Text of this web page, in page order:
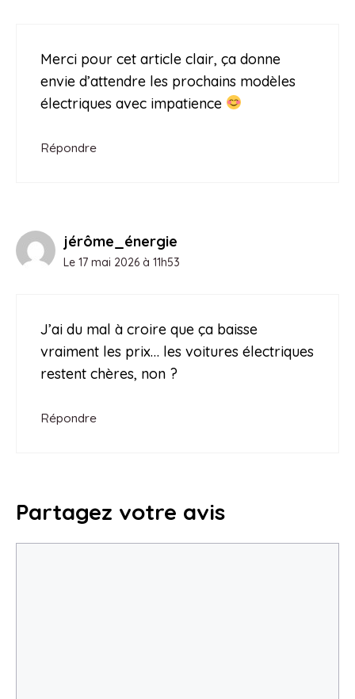
Merci pour cet article clair, ça donne
envie d’attendre les prochains modèles
électriques avec impatience
Répondre
jérôme_énergie
Le 17 mai 2026 à 11h53
J’ai du mal à croire que ça baisse
vraiment les prix… les voitures électriques
restent chères, non ?
Répondre
Partagez votre avis